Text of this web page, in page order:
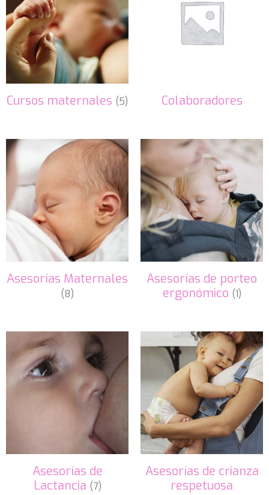
Cursos maternales (5) Colaboradores
Asesorías Maternales
(8)
Asesorías de porteo
ergonómico (1)
Asesorías de
Lactancia (7)
Asesorías de crianza
respetuosa